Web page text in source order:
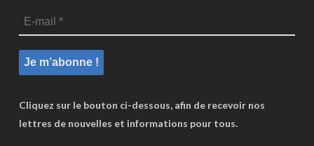
Cliquez sur le bouton ci-dessous, afin de recevoir nos
lettres de nouvelles et informations pour tous.